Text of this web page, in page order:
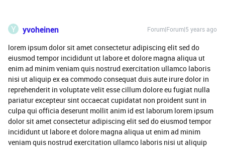
Y yvoheinen Forum|Forum|5 years ago
lorem ipsum dolor sit amet consectetur adipiscing elit sed do
eiusmod tempor incididunt ut labore et dolore magna aliqua ut
enim ad minim veniam quis nostrud exercitation ullamco laboris
nisi ut aliquip ex ea commodo consequat duis aute irure dolor in
reprehenderit in voluptate velit esse cillum dolore eu fugiat nulla
pariatur excepteur sint occaecat cupidatat non proident sunt in
culpa qui officia deserunt mollit anim id est laborum lorem ipsum
dolor sit amet consectetur adipiscing elit sed do eiusmod tempor
incididunt ut labore et dolore magna aliqua ut enim ad minim
veniam quis nostrud exercitation ullamco laboris nisi ut aliquip